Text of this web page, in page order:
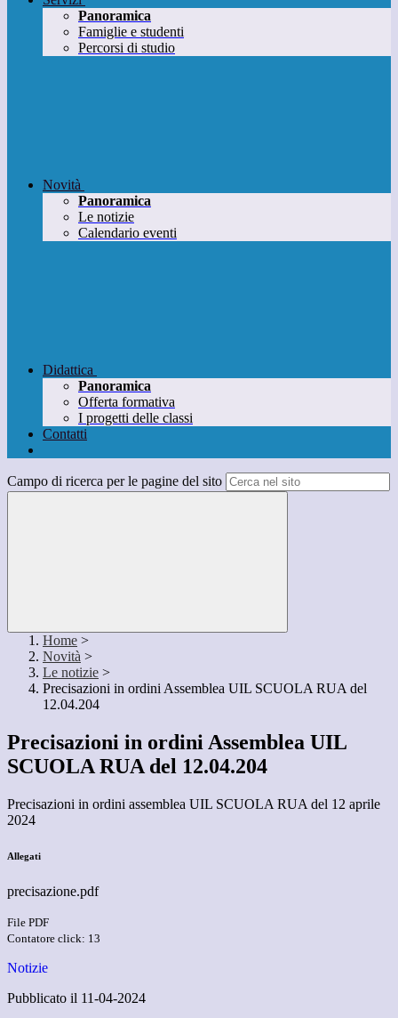
Panoramica
Famiglie e studenti
Percorsi di studio
Novità
Panoramica
Le notizie
Calendario eventi
Didattica
Panoramica
Offerta formativa
I progetti delle classi
Contatti
Campo di ricerca per le pagine del sito
Home >
Novità >
Le notizie >
Precisazioni in ordini Assemblea UIL SCUOLA RUA del
12.04.204
Precisazioni in ordini Assemblea UIL
SCUOLA RUA del 12.04.204
Precisazioni in ordini assemblea UIL SCUOLA RUA del 12 aprile
2024
Allegati
precisazione.pdf
File PDF
Contatore click: 13
Notizie
Pubblicato il 11-04-2024